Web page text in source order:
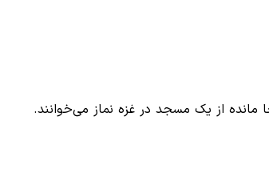
از یک مسجد در غزه نماز می‌خوانند.